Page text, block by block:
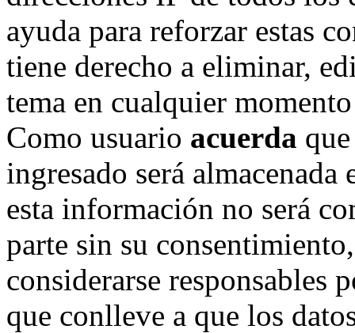
ayuda para reforzar estas
tiene derecho a eliminar,
tema en cualquier
Como usuario acuerda
ingresado será almacenada
esta información no será
parte sin su
considerarse responsables
que conlleve a que los